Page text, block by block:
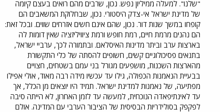
"שלנו". למעלה ממיליון נפש. נכון, שרבים מהם רואים בעצם קיומה
של מדינת ישראל אי-צדק היסטורי. נכון, שבחלוקת המשאבים הם
קופחו במשך שנות דור. נכון, שהם אינם חשים אזרחים שווים. ובכל זאת:
הם נהנים מרמת חיים, רמת חופש ורמת ציוויליזציה שאין דומות לה
בארצות ערב וביתר מדינות האיסלאם. ובתמורה לכך, ערביי ישראל,
בתנאים פסיכולוגיים קשים, חשופים להסתה של כלי התקשורת
מהארצות השכנות, מושפעים מגורל בני עמם בשטחים, חצויים
בבעיית הנאמנות הכפולה, גילו עד עכשיו מידה רבה מאוד, אולי אפילו
מפתיעה, של נאמנות למדינת ישראל. תמיד היו יוצאים מן הכלל, אך
עד לאינתיפאדה הנוכחית, למעשה עד לזמן האחרון, לא הייתה סיבה
לפקפק בסולידריות הבסיסית של הציבור הערבי עם המדינה. אולם